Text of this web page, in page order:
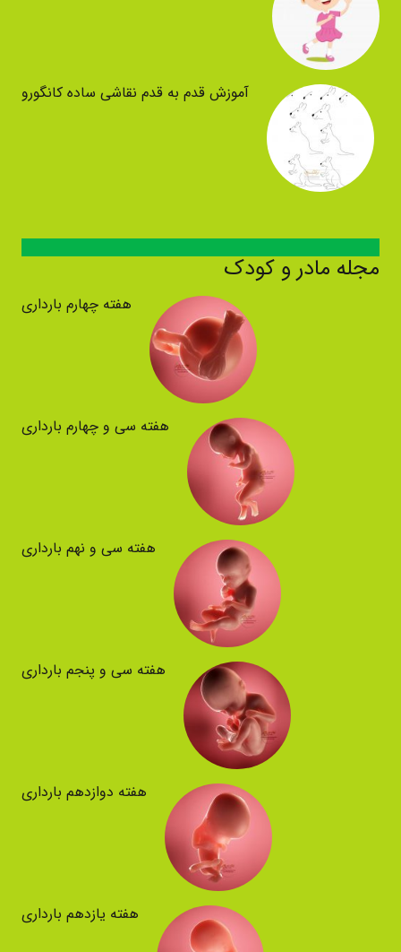
آموزش قدم به قدم نقاشی ساده کانگورو
مجله مادر و کودک
هفته چهارم بارداری
هفته سی و چهارم بارداری
هفته سی و نهم بارداری
هفته سی و پنجم بارداری
هفته دوازدهم بارداری
هفته یازدهم بارداری